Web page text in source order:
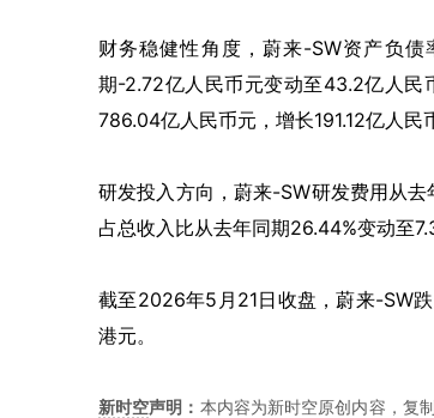
财务稳健性角度，蔚来-SW资产负
期-2.72亿人民币元变动至43.2亿人民
786.04亿人民币元，增长191.12亿人
研发投入方向，蔚来-SW研发费用从
占总收入比从去年同期26.44%变动至
截至2026年5月21日收盘，蔚来-SW
港元。
新时空声明： 本内容为新时空原创内容，复